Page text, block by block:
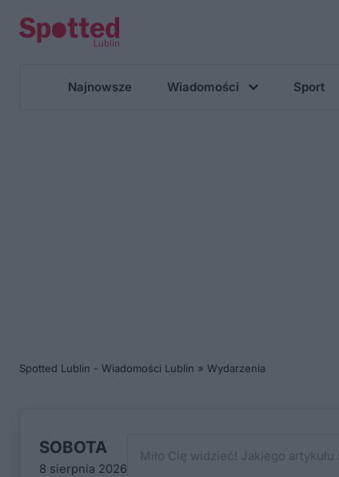
Najnowsze Wiadomości Sport
Spotted Lublin - Wiadomości Lublin » Wydarzenia
SOBOTA
8 sierpnia 2026